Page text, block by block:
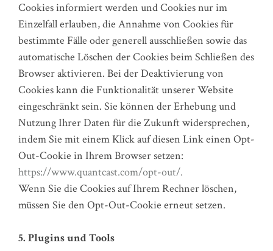
Cookies informiert werden und Cookies nur im
Einzelfall erlauben, die Annahme von Cookies für
bestimmte Fälle oder generell ausschließen sowie das
automatische Löschen der Cookies beim Schließen des
Browser aktivieren. Bei der Deaktivierung von
Cookies kann die Funktionalität unserer Website
eingeschränkt sein. Sie können der Erhebung und
Nutzung Ihrer Daten für die Zukunft widersprechen,
indem Sie mit einem Klick auf diesen Link einen Opt-
Out-Cookie in Ihrem Browser setzen:
https://www.quantcast.com/opt-out/.
Wenn Sie die Cookies auf Ihrem Rechner löschen,
müssen Sie den Opt-Out-Cookie erneut setzen.
5. Plugins und Tools